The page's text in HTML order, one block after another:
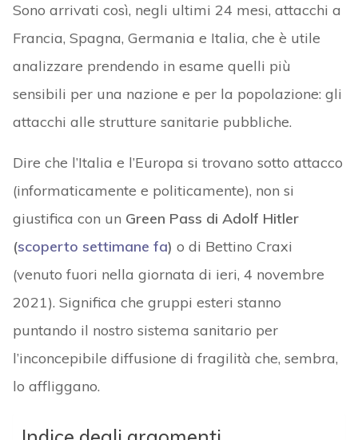
Sono arrivati così, negli ultimi 24 mesi, attacchi a
Francia, Spagna, Germania e Italia, che è utile
analizzare prendendo in esame quelli più
sensibili per una nazione e per la popolazione: gli
attacchi alle strutture sanitarie pubbliche.
Dire che l’Italia e l’Europa si trovano sotto attacco
(informaticamente e politicamente), non si
giustifica con un Green Pass di Adolf Hitler
(scoperto settimane fa) o di Bettino Craxi
(venuto fuori nella giornata di ieri, 4 novembre
2021). Significa che gruppi esteri stanno
puntando il nostro sistema sanitario per
l’inconcepibile diffusione di fragilità che, sembra,
lo affliggano.